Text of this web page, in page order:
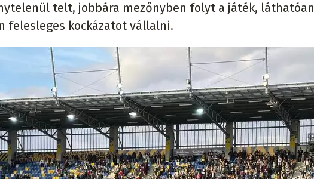
telt, jobbára mezőnyben folyt a játék, láthatóan
felesleges kockázatot vállalni.